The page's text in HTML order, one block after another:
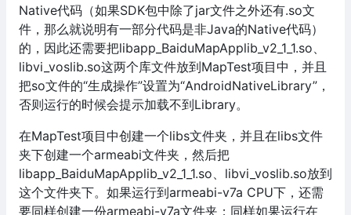
Native代码（如果SDK包中除了jar文件之外还有.so文
件，那么就说明有一部分代码是非Java的Native代码）
的，因此还需要把libapp_BaiduMapApplib_v2_1_1.so、
libvi_voslib.so这两个库文件放到MapTest项目中，并且
把so文件的“生成操作”设置为“AndroidNativeLibrary”，
否则运行的时候会提示加载不到Library。
在MapTest项目中创建一个libs文件夹，并且在libs文件
夹下创建一个armeabi文件夹，然后把
libapp_BaiduMapApplib_v2_1_1.so、libvi_voslib.so放到
这个文件夹下。如果运行到armeabi-v7a CPU下，还需
要同样创建一份armeabi-v7a文件夹；同样如果运行在